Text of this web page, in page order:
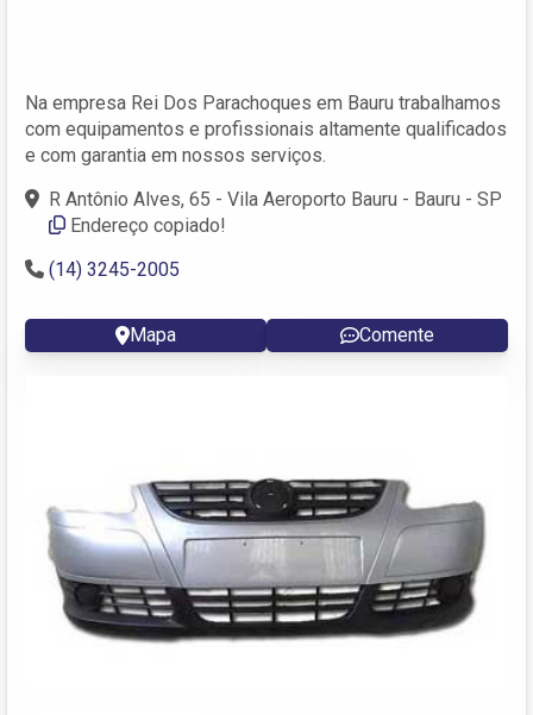
Na empresa Rei Dos Parachoques em Bauru trabalhamos
com equipamentos e profissionais altamente qualificados
e com garantia em nossos serviços.
R Antônio Alves, 65 - Vila Aeroporto Bauru - Bauru - SP
Endereço copiado!
(14) 3245-2005
Mapa Comente